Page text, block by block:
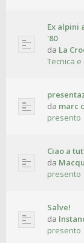
Ex alpini
'80
da La
Tecnica
da marc
presento
Ciao a
da
presento
Salve!
da
presento